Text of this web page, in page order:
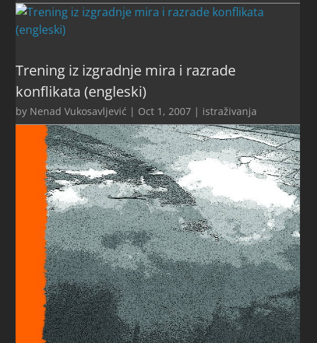
Trening iz izgradnje mira i razrade
konflikata (engleski)
by Nenad Vukosavljević | Oct 1, 2007 | istraživanja